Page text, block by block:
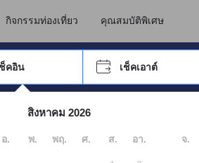
กิจกรรมท่องเที่ยว คุณสมบัติพิเศษ
คำที่ต้องการ แล้วกดปุ่ม Enter เพื่อเลือก
คอิน เช็คเอาต์
พื่อเลือกวันที่ ใช้ปุ่มลูกศรเพื่อเลือกวันเช็คอินแ
สิงหาคม 2026
อ. พ. พฤ. ศ. ส. อา. จ.